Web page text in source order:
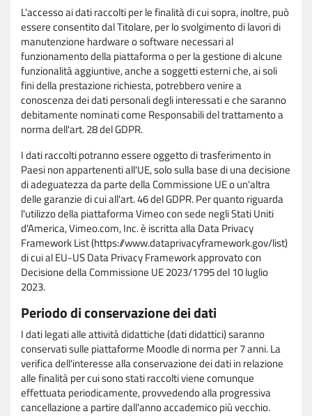
L'accesso ai dati raccolti per le finalità di cui sopra, inoltre, può
essere consentito dal Titolare, per lo svolgimento di lavori di
manutenzione hardware o software necessari al
funzionamento della piattaforma o per la gestione di alcune
funzionalità aggiuntive, anche a soggetti esterni che, ai soli
fini della prestazione richiesta, potrebbero venire a
conoscenza dei dati personali degli interessati e che saranno
debitamente nominati come Responsabili del trattamento a
norma dell'art. 28 del GDPR.
I dati raccolti potranno essere oggetto di trasferimento in
Paesi non appartenenti all'UE, solo sulla base di una decisione
di adeguatezza da parte della Commissione UE o un'altra
delle garanzie di cui all'art. 46 del GDPR. Per quanto riguarda
l'utilizzo della piattaforma Vimeo con sede negli Stati Uniti
d'America, Vimeo.com, Inc. è iscritta alla Data Privacy
Framework List (https://www.dataprivacyframework.gov/list)
di cui al EU-US Data Privacy Framework approvato con
Decisione della Commissione UE 2023/1795 del 10 luglio
2023.
Periodo di conservazione dei dati
I dati legati alle attività didattiche (dati didattici) saranno
conservati sulle piattaforme Moodle di norma per 7 anni. La
verifica dell'interesse alla conservazione dei dati in relazione
alle finalità per cui sono stati raccolti viene comunque
effettuata periodicamente, provvedendo alla progressiva
cancellazione a partire dall'anno accademico più vecchio.